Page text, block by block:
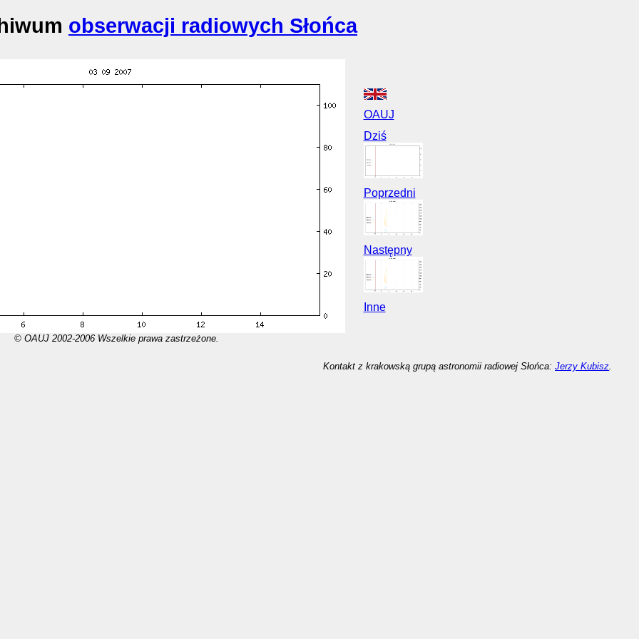
obserwacji radiowych Słońca
© OAUJ 2002-2006 Wszelkie prawa zastrzeżone.
OAUJ
Dziś
Poprzedni
Następny
Inne
Kontakt z krakowską grupą astronomii radiowej Słońca:Jerzy Kubisz.